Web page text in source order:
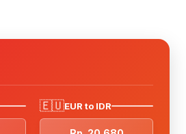
🇪🇺EUR to IDR